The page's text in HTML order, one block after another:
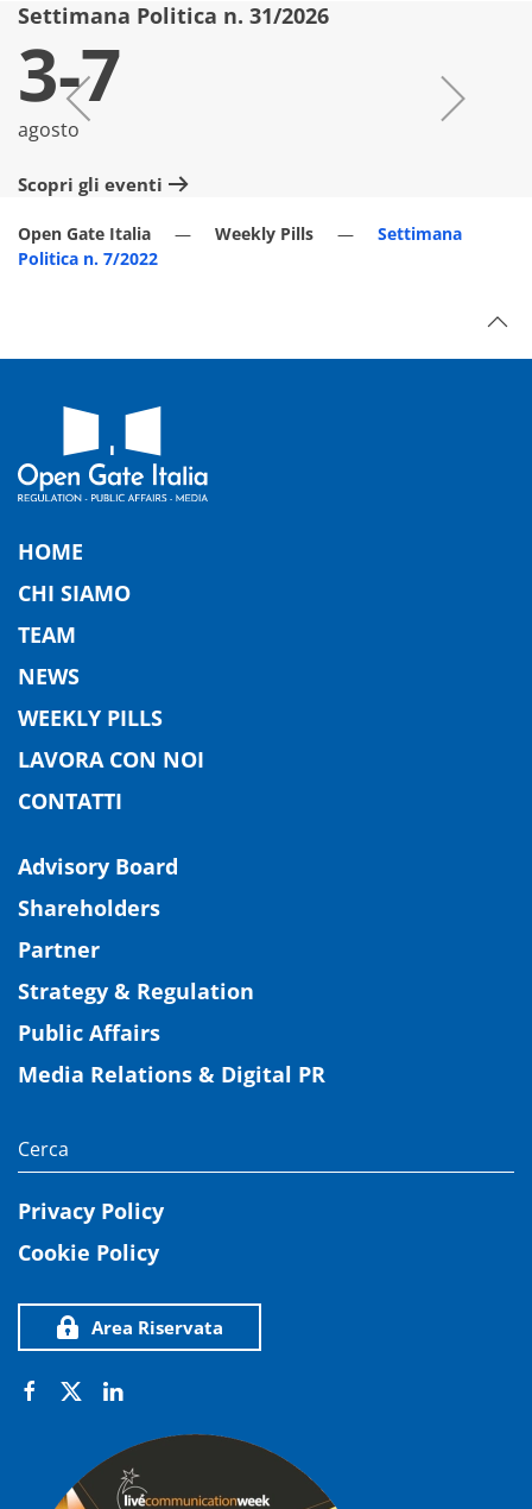
Settimana Politica n. 31/2026
3-7
agosto
Scopri gli eventi
Open Gate Italia Weekly Pills
Settimana
Politica n. 7/2022
HOME
CHI SIAMO
TEAM
NEWS
WEEKLY PILLS
LAVORA CON NOI
CONTATTI
Advisory Board
Shareholders
Partner
Strategy & Regulation
Public Affairs
Media Relations & Digital PR
Privacy Policy
Cookie Policy
Area Riservata